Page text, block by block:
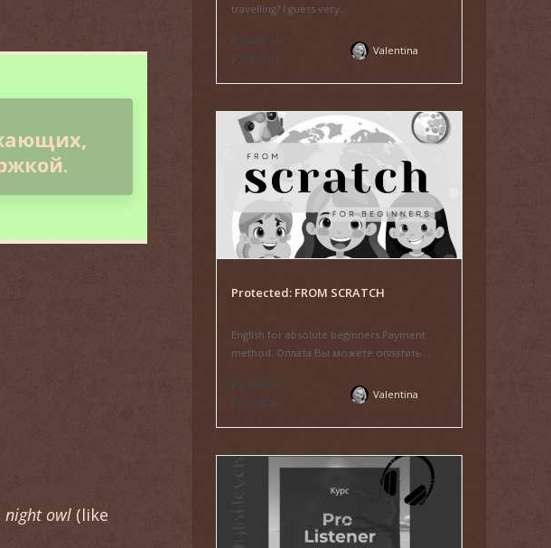
night owl (like
travelling? I guess very...
₽3,499.00
₽2,499.00
Valentina
Protected: FROM SCRATCH
English for absolute beginners Payment
method. Оплата Вы можете оплатить...
₽2,799.00
₽2,379.00
Valentina